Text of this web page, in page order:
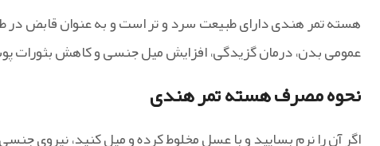
هسته تمر هندی دارای طبیعت سرد و تر است و به عنوان قابض
عمومی بدن، درمان گزیدگی، افزایش میل جنسی و کاهش بثورات
نحوه مصرف هسته تمر هندی
اگر آن را نرم بسایید و با عسل مخلوط کرده و میل کنید، نیروی